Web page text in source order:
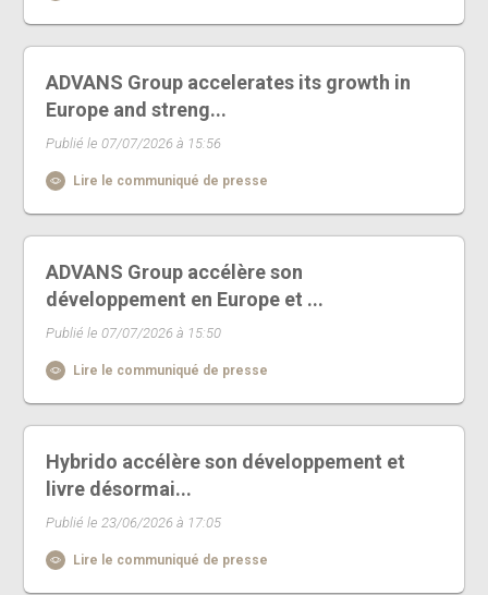
ADVANS Group accelerates its growth in
Europe and streng...
Publié le 07/07/2026 à 15:56
Lire le communiqué de presse
ADVANS Group accélère son
développement en Europe et ...
Publié le 07/07/2026 à 15:50
Lire le communiqué de presse
Hybrido accélère son développement et
livre désormai...
Publié le 23/06/2026 à 17:05
Lire le communiqué de presse